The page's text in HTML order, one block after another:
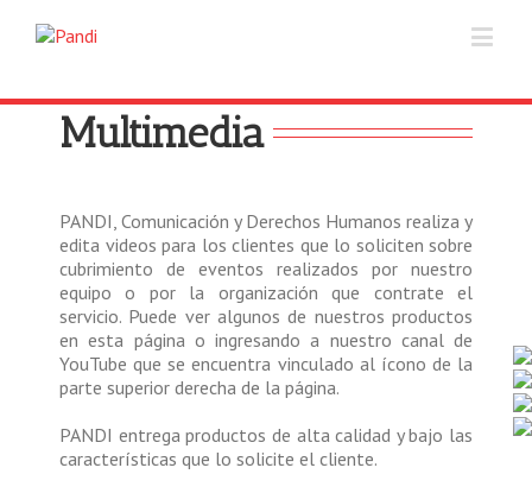
Multimedia
PANDI, Comunicación y Derechos Humanos realiza y
edita videos para los clientes que lo soliciten sobre
cubrimiento de eventos realizados por nuestro
equipo o por la organización que contrate el
servicio. Puede ver algunos de nuestros productos
en esta página o ingresando a nuestro canal de
YouTube que se encuentra vinculado al ícono de la
parte superior derecha de la página.
PANDI entrega productos de alta calidad y bajo las
características que lo solicite el cliente.